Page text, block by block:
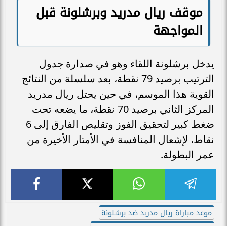
موقف ريال مدريد وبرشلونة قبل
المواجهة
يدخل برشلونة اللقاء وهو في صدارة جدول
الترتيب برصيد 79 نقطة، بعد سلسلة من النتائج
القوية هذا الموسم، في حين يحتل ريال مدريد
المركز الثاني برصيد 70 نقطة، ما يضعه تحت
ضغط كبير لتحقيق الفوز وتقليص الفارق إلى 6
نقاط، لإشعال المنافسة في الأمتار الأخيرة من
عمر البطولة.
موعد مباراة ريال مدريد ضد برشلونة